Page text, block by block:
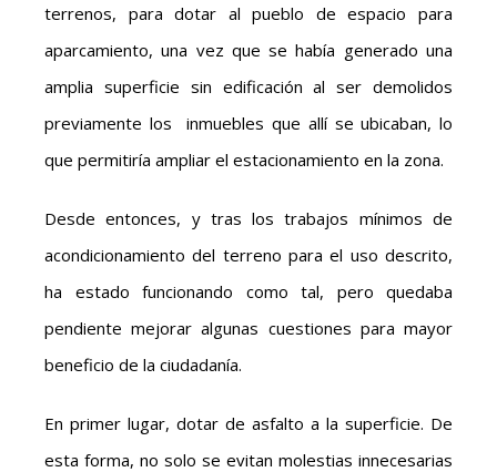
terrenos, para dotar al pueblo de espacio para
aparcamiento, una vez que se había generado una
amplia superficie sin edificación al ser demolidos
previamente los inmuebles que allí se ubicaban, lo
que permitiría ampliar el estacionamiento en la zona.
Desde entonces, y tras los trabajos mínimos de
acondicionamiento del terreno para el uso descrito,
ha estado funcionando como tal, pero quedaba
pendiente mejorar algunas cuestiones para mayor
beneficio de la ciudadanía.
En primer lugar, dotar de asfalto a la superficie. De
esta forma, no solo se evitan molestias innecesarias